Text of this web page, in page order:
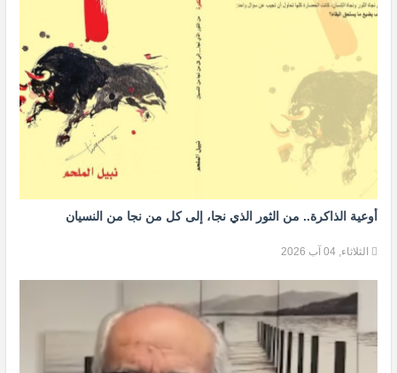
أوعية الذاكرة.. من الثور الذي نجا، إلى كل من نجا من النسيان
الثلاثاء, 04 آب 2026